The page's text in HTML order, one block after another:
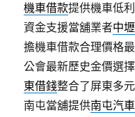
機車借款提供機車低
資金支援當舖業者中
擔機車借款合理價格
公會最新歷史金價選
東借錢整合了屏東多
南屯當舖提供南屯汽